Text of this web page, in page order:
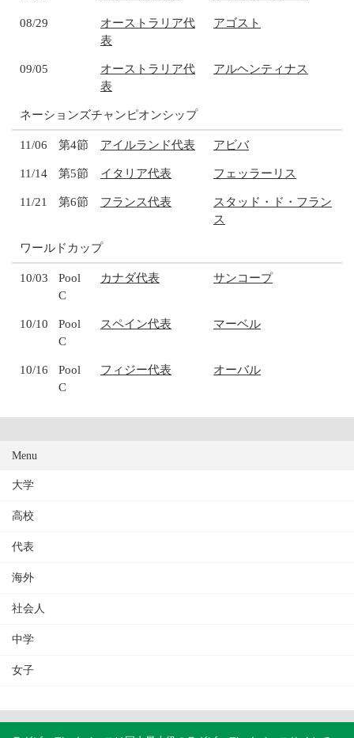
08/29
オーストラリア代
表
アゴスト
09/05
オーストラリア代
表
アルヘンティナス
ネーションズチャンピオンシップ
11/06 第4節 アイルランド代表 アビバ
11/14 第5節 イタリア代表 フェッラーリス
11/21 第6節 フランス代表
スタッド・ド・フラン
ス
ワールドカップ
10/03
Pool
C
カナダ代表 サンコープ
10/10
Pool
C
スペイン代表 マーベル
10/16
Pool
C
フィジー代表 オーバル
Menu
大学
高校
代表
海外
社会人
中学
女子